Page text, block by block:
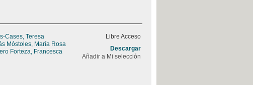
Cases, Teresa
Móstoles, María Rosa
Forteza, Francesca
Libre Acceso
Descargar
Añadir a Mi selección